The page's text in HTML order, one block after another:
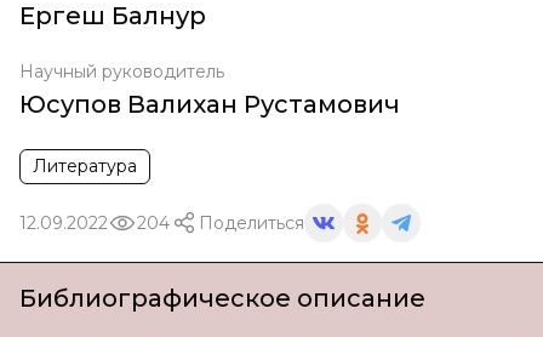
Ергеш Балнур
Научный руководитель
Юсупов Валихан Рустамович
Литература
12.09.2022 204 Поделиться
Библиографическое описание